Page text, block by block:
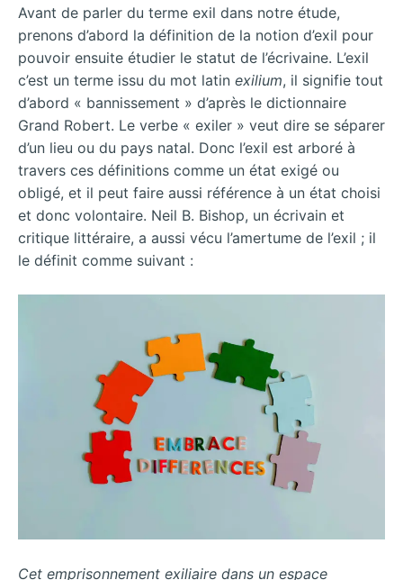
Avant de parler du terme exil dans notre étude,
prenons d’abord la définition de la notion d’exil pour
pouvoir ensuite étudier le statut de l’écrivaine. L’exil
c’est un terme issu du mot latin exilium, il signifie tout
d’abord « bannissement » d’après le dictionnaire
Grand Robert. Le verbe « exiler » veut dire se séparer
d’un lieu ou du pays natal. Donc l’exil est arboré à
travers ces définitions comme un état exigé ou
obligé, et il peut faire aussi référence à un état choisi
et donc volontaire. Neil B. Bishop, un écrivain et
critique littéraire, a aussi vécu l’amertume de l’exil ; il
le définit comme suivant :
Cet emprisonnement exiliaire dans un espace